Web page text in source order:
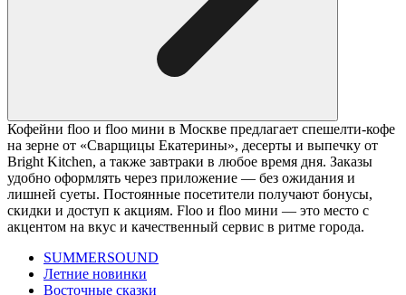
Кофейни floo и floo мини в Москве предлагает спешелти-кофе
на зерне от «Сварщицы Екатерины», десерты и выпечку от
Bright Kitchen, а также завтраки в любое время дня. Заказы
удобно оформлять через приложение — без ожидания и
лишней суеты. Постоянные посетители получают бонусы,
скидки и доступ к акциям. Floo и floo мини — это место с
акцентом на вкус и качественный сервис в ритме города.
SUMMERSOUND
Летние новинки
Восточные сказки